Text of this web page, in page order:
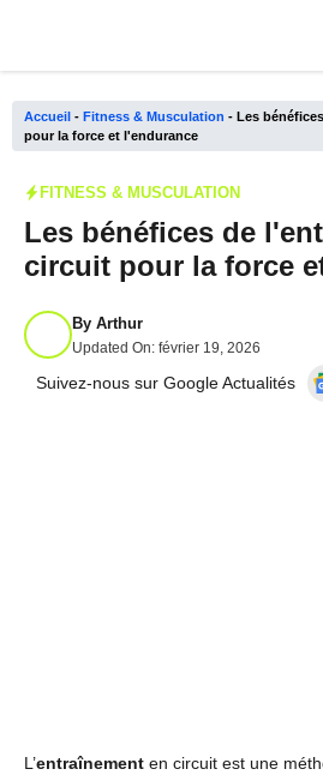
Accueil - Fitness & Musculation - Les
pour la force et l'endurance
FITNESS & MUSCULATION
Les bénéfices de
circuit pour la force
By Arthur
Updated On: février 19, 2026
Suivez-nous sur Google Actualités
L’entraînement en circuit est une